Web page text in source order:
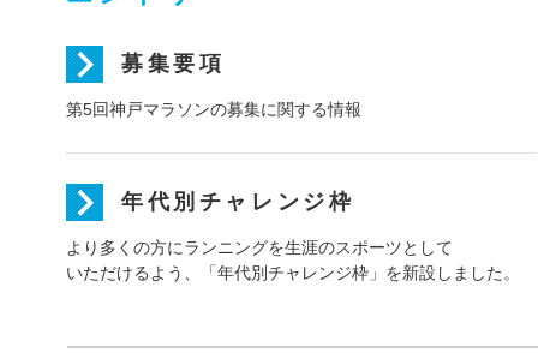
募集要項
第5回神戸マラソンの募集に関する情報
年代別チャレンジ枠
より多くの方にランニングを生涯のスポーツとして
いただけるよう、「年代別チャレンジ枠」を新設しました。